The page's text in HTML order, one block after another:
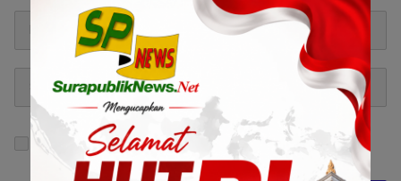
Simpan nama, email, dan situs web saya pada
peramban ini untuk komentar saya berikutnya.